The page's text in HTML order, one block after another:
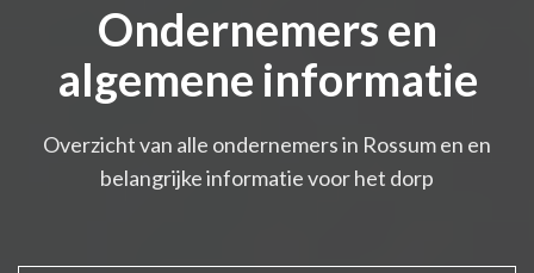
Ondernemers en
algemene informatie
Overzicht van alle ondernemers in Rossum en en
belangrijke informatie voor het dorp